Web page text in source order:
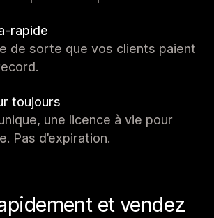
rapide
de sorte que vos clients paient
toujours
une licence à vie pour
Pas d’expiration.
et vendez